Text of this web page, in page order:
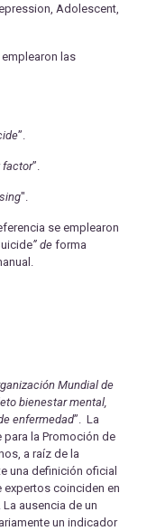
Adolescent,
emplearon las
”.
factor”.
".
se emplearon
” de forma
Mundial de
bienestar mental,
enfermedad”. La
para la Promoción de
a raíz de la
una definición oficial
expertos coinciden en
ausencia de un
un indicador